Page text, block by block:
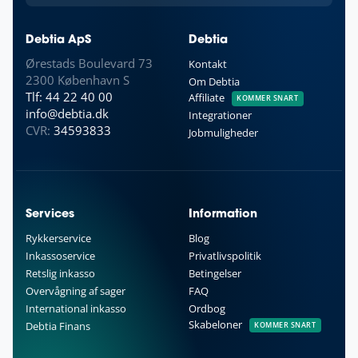
Debtia ApS
Ørestads Boulevard 73
2300 København S
Tlf: 44 22 40 00
info@debtia.dk
CVR: 34593833
Debtia
Kontakt
Om Debtia
Affiliate
KOMMER SNART
Integrationer
Jobmuligheder
Services
Rykkerservice
Inkassoservice
Retslig inkasso
Overvågning af sager
International inkasso
Debtia Finans
Information
Blog
Privatlivspolitik
Betingelser
FAQ
Ordbog
Skabeloner
KOMMER SNART